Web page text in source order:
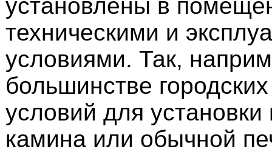
установлены в
техническими и
условиями. Так,
большинстве
условий для установки
камина или обычной